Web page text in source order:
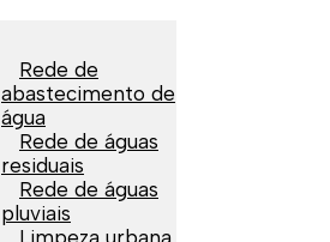
Rede de
abastecimento de
água
Rede de águas
residuais
Rede de águas
pluviais
Limpeza urbana